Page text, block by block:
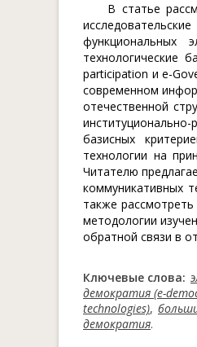
В статье
функциональных
технологические
participation и e-
современном
отечественной
базисных
технологии на
Читателю
коммуникативных
также
методологии
обратной связи в
Ключевые слова:
демократия (e-
technologies),
демократия.